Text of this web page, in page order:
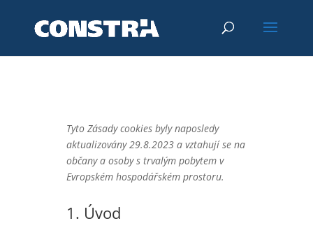
Tyto Zásady cookies byly naposledy
aktualizovány 29.8.2023 a vztahují se na
občany a osoby s trvalým pobytem v
Evropském hospodářském prostoru.
1. Úvod